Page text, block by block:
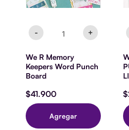
- +
We R Memory
Keepers Word Punch
Board
$41.900
Agregar
$